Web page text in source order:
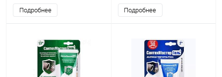
Подробнее Подробнее